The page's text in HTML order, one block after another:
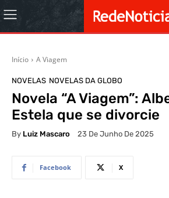
Início A Viagem
NOVELAS NOVELAS DA GLOBO
Novela “A Viagem”:
Estela que se divorcie
By Luiz Mascaro 23 De Junho De 2025
Facebook X